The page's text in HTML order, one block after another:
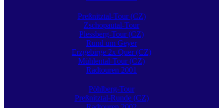
Preßnitztal-Tour (CZ)
Zschopautal-Tour
Plessberg-Tour (CZ)
Rund um Geyer
Erzgebirge 2x Quer (CZ)
Mühlental-Tour (CZ)
Radtouren 2001
Pöhlberg-Tour
Preßnitztal-Runde (CZ)